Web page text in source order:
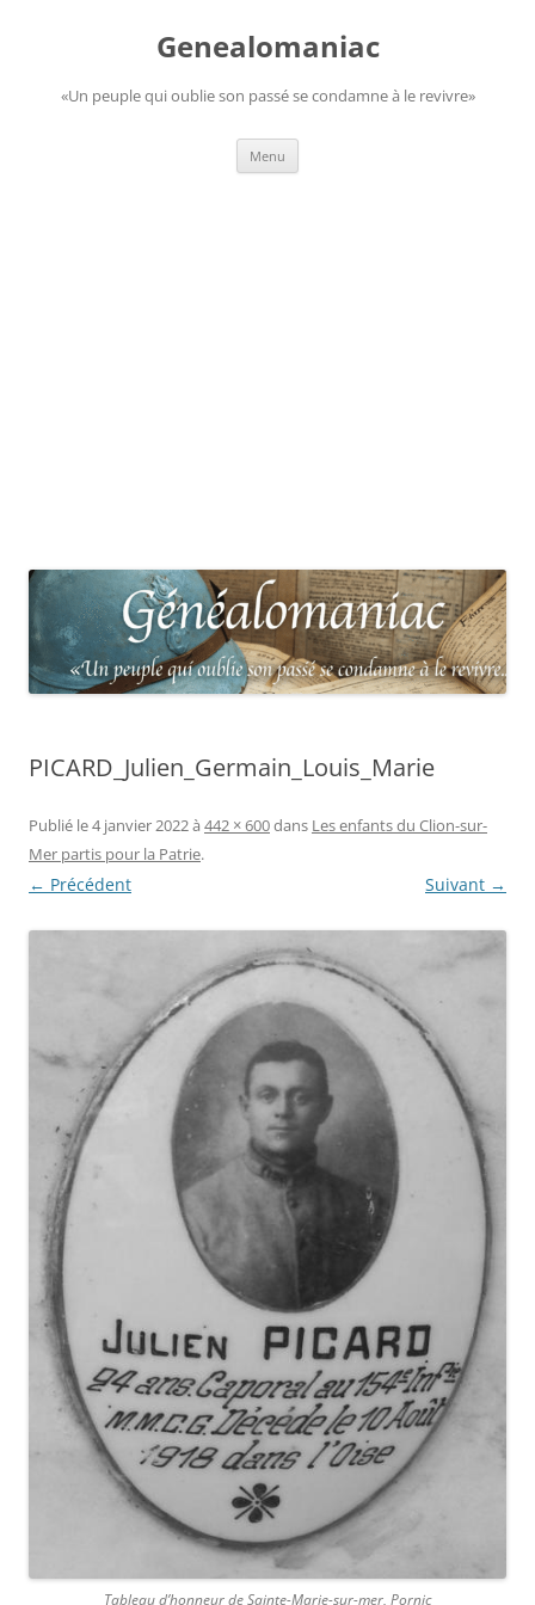
Genealomaniac
«Un peuple qui oublie son passé se condamne à le revivre»
Menu
PICARD_Julien_Germain_Louis_Marie
Publié le4 janvier 2022à 442 × 600dans Les enfants du Clion-sur-
Mer partis pour la Patrie.
← Précédent Suivant →
Tableau d’honneur de Sainte-Marie-sur-mer, Pornic